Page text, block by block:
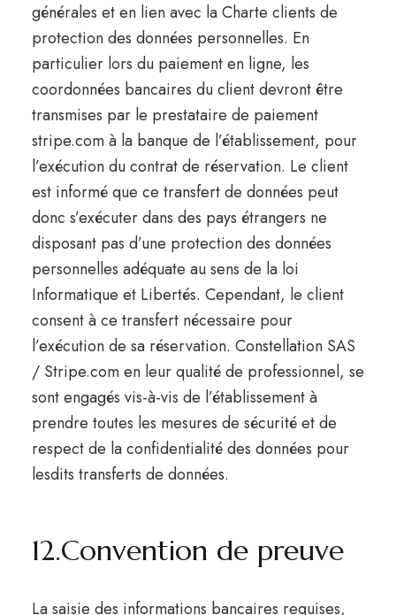
générales et en lien avec la Charte clients de
protection des données personnelles. En
particulier lors du paiement en ligne, les
coordonnées bancaires du client devront être
transmises par le prestataire de paiement
stripe.com à la banque de l’établissement, pour
l’exécution du contrat de réservation. Le client
est informé que ce transfert de données peut
donc s’exécuter dans des pays étrangers ne
disposant pas d’une protection des données
personnelles adéquate au sens de la loi
Informatique et Libertés. Cependant, le client
consent à ce transfert nécessaire pour
l’exécution de sa réservation. Constellation SAS
/ Stripe.com en leur qualité de professionnel, se
sont engagés vis-à-vis de l’établissement à
prendre toutes les mesures de sécurité et de
respect de la confidentialité des données pour
lesdits transferts de données.
12.Convention de preuve
La saisie des informations bancaires requises,